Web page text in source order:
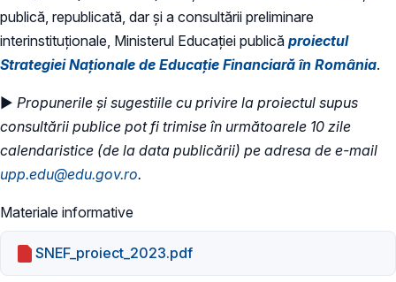
publică, republicată, dar și a consultării preliminare
interinstituționale, Ministerul Educaţiei publică proiectul
Strategiei Naționale de Educație Financiară în România.
► Propunerile și sugestiile cu privire la proiectul supus
consultării publice pot fi trimise în următoarele 10 zile
calendaristice (de la data publicării) pe adresa de e-mail
upp.edu@edu.gov.ro.
Materiale informative
SNEF_proiect_2023.pdf